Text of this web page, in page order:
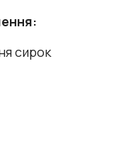
сирок